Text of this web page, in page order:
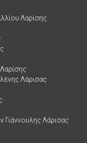
Λαρίσης
Λάρισας
Λάρισας